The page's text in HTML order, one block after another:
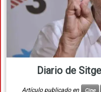
Diario de
Artículo publicado en Cine